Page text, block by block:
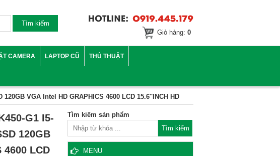
Giỏ hàng: 0
CAMERA LAPTOP CŨ THỦ THUẬT
VGA Intel HD GRAPHICS 4600 LCD 15.6''INCH HD
G1 I5-
120GB
4600 LCD
Tìm kiếm sản phẩm
MENU